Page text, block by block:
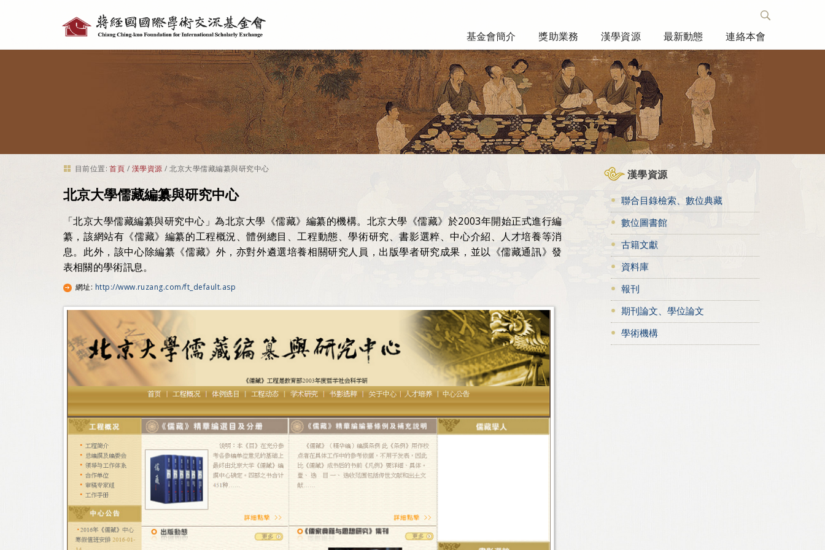
具
基金會簡介 獎助業務 漢學資源 最新動態 連絡本會
目前位置: 首頁 / 漢學資源 /北京大學儒藏編纂與研究中心
北京大學儒藏編纂與研究中心
「北京大學儒藏編纂與研究中心」為北京大學《儒藏》編纂的機構。北京大學《儒藏》於2003年開始正式進行編
纂，該網站有《儒藏》編纂的工程概況、體例總目、工程動態、學術研究、書影選粹、中心介紹、人才培養等消
息。此外，該中心除編纂《儒藏》外，亦對外遴選培養相關研究人員，出版學者研究成果，並以《儒藏通訊》發
表相關的學術訊息。
網址: http://www.ruzang.com/ft_default.asp
漢學資源
聯合目錄檢索、數位典藏
數位圖書館
古籍文獻
資料庫
報刊
期刊論文、學位論文
學術機構